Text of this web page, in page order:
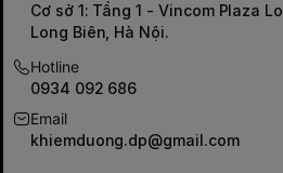
Cơ sở 1: Tầng 1 - Vincom Plaza
Long Biên, Hà Nội.
Hotline
0934 092 686
Email
khiemduong.dp@gmail.com